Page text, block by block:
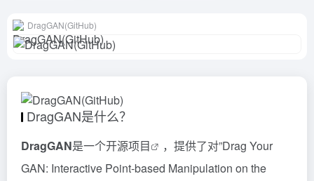
DragGAN(GitHub)
DragGAN是什么？
DragGAN是一个开源项目
，提供了对”Drag Your
GAN: Interactive Point-based Manipulation on the